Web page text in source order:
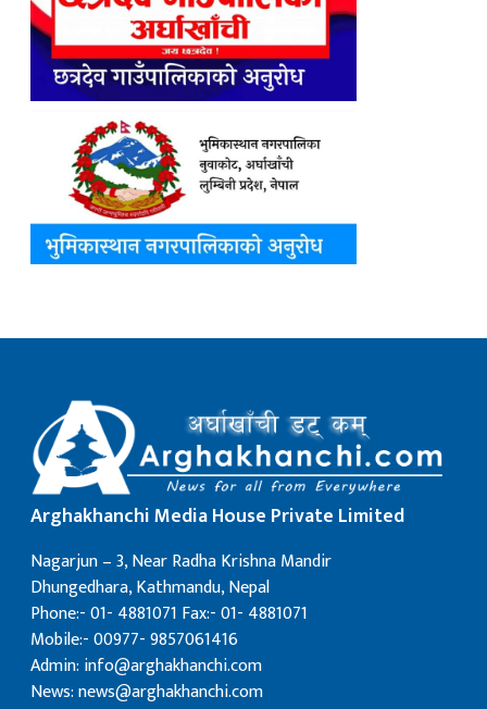
Arghakhanchi Media House Private Limited
Nagarjun – 3, Near Radha Krishna Mandir
Dhungedhara, Kathmandu, Nepal
Phone:- 01- 4881071 Fax:- 01- 4881071
Mobile:- 00977- 9857061416
Admin: info@arghakhanchi.com
News: news@arghakhanchi.com